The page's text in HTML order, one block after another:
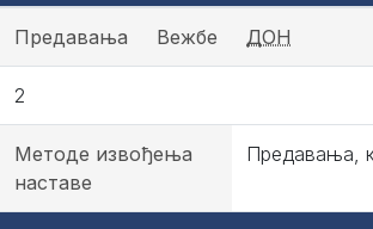
Предавања Вежбе ДОН
2
Методе извођења
наставе
Предавања,